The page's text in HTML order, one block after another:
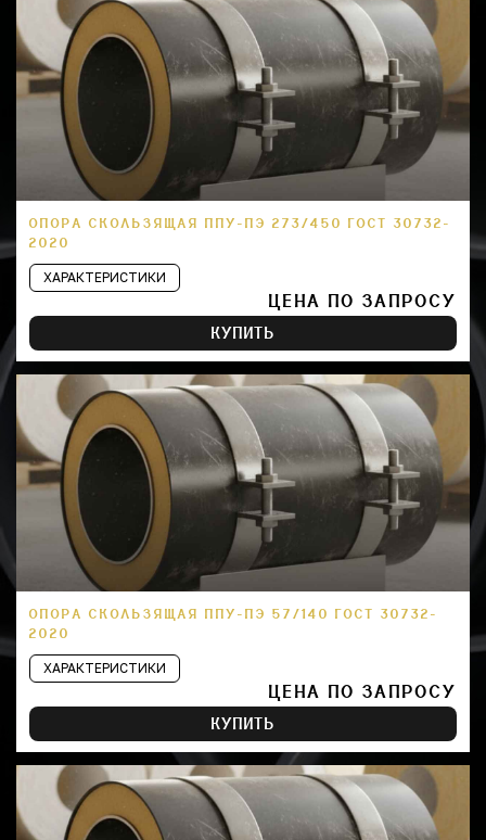
ОПОРА СКОЛЬЗЯЩАЯ ППУ-ПЭ 273/450 ГОСТ 30732-
2020
ХАРАКТЕРИСТИКИ
ЦЕНА ПО ЗАПРОСУ
КУПИТЬ
ОПОРА СКОЛЬЗЯЩАЯ ППУ-ПЭ 57/140 ГОСТ 30732-
2020
ХАРАКТЕРИСТИКИ
ЦЕНА ПО ЗАПРОСУ
КУПИТЬ